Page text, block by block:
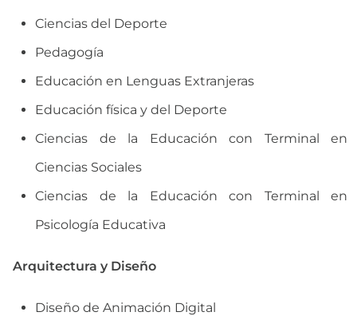
Ciencias del Deporte
Pedagogía
Educación en Lenguas Extranjeras
Educación física y del Deporte
Ciencias de la Educación con Terminal en
Ciencias Sociales
Ciencias de la Educación con Terminal en
Psicología Educativa
Arquitectura y Diseño
Diseño de Animación Digital